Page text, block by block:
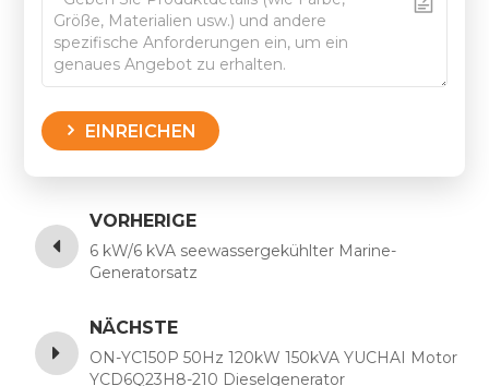
EINREICHEN
VORHERIGE
6 kW/6 kVA seewassergekühlter Marine-
Generatorsatz
NÄCHSTE
ON-YC150P 50Hz 120kW 150kVA YUCHAI Motor
YCD6Q23H8-210 Dieselgenerator